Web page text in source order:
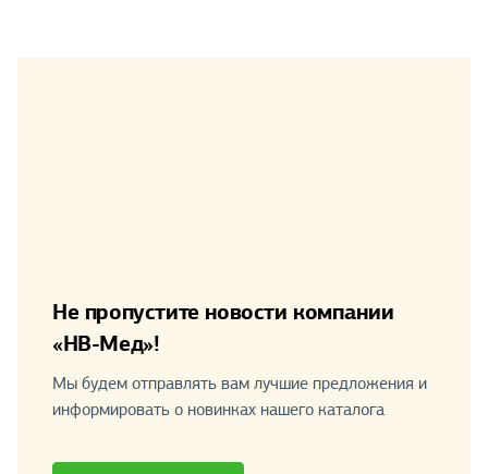
Не пропустите новости компании
«НВ-Мед»!
Мы будем отправлять вам лучшие предложения и
информировать о новинках нашего каталога